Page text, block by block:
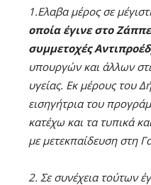
1.Ελαβα μέρος σε
οποία έγινε στο
συμμετοχές
υπουργών και άλλων
υγείας. Εκ μέρους του
εισηγήτρια του
κατέχω και τα τυπικά
με μετεκπαίδευση στη
2. Σε συνέχεια τούτων